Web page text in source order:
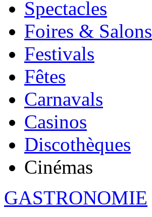
Spectacles
Foires & Salons
Festivals
Fêtes
Carnavals
Casinos
Discothèques
Cinémas
GASTRONOMIE